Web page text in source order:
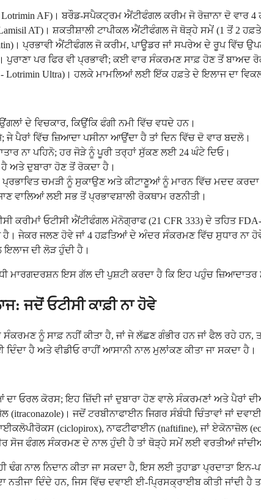
Lotrimin AF)। ਬਰੌਡ-ਸਪੈਕਟ੍ਰਮ ਐਂਟੀਫੰਗਲ ਕਰੀਮ ਜੋ ਰੋਜ਼ਾਨਾ ਦੋ
AT)। ਸ਼ਕਤੀਸ਼ਾਲੀ ਟਾਪੀਕਲ ਐਂਟੀਫੰਗਲ ਜੋ ਥੋੜ੍ਹੇ ਸਮੇਂ (1 ਤੋਂ 2
ਪ੍ਰਭਾਵੀ ਐਂਟੀਫੰਗਲ ਜੋ ਕਰੀਮ, ਪਾਊਡਰ ਜਾਂ ਸਪਰੇਅ ਦੇ ਰੂਪ ਵਿੱਚ
ਪੁਰਾਣਾ ਪਰ ਫਿਰ ਵੀ ਪ੍ਰਭਾਵੀ; ਕਈ ਵਾਰ ਸੰਕਰਮਣ ਸਾਫ਼ ਹੋਣ ਤੋਂ ਬਾਅਦ
- Lotrimin Ultra)। ਹਲਕੇ ਮਾਮਲਿਆਂ ਲਈ ਇੱਕ ਹਫ਼ਤੇ ਦੇ ਇਲਾਜ ਦਾ
ਦੇ ਵਿਚਕਾਰ, ਕਿਉਂਕਿ ਫੰਗੀ ਨਮੀ ਵਿੱਚ ਵਧਦੇ ਹਨ।
ਪੈਰਾਂ ਵਿੱਚ ਜ਼ਿਆਦਾ ਪਸੀਨਾ ਆਉਂਦਾ ਹੈ ਤਾਂ ਦਿਨ ਵਿੱਚ ਦੋ ਵਾਰ ਬਦਲੋ।
ਨਾ ਪਹਿਨੋ; ਹਰ ਜੋੜੇ ਨੂੰ ਪੂਰੀ ਤਰ੍ਹਾਂ ਸੁੱਕਣ ਲਈ 24 ਘੰਟੇ ਦਿਓ।
ਅਤੇ ਦੁਬਾਰਾ ਹੋਣ ਤੋਂ ਰੋਕਦਾ ਹੈ।
ਪ੍ਰਭਾਵਿਤ ਚਮੜੀ ਨੂੰ ਸੁਕਾਉਣ ਅਤੇ ਕੀਟਾਣੂਆਂ ਨੂੰ ਮਾਰਨ ਵਿੱਚ ਮਦਦ ਕਰਦਾ
ਵਾਲਿਆਂ ਲਈ ਸਭ ਤੋਂ ਪ੍ਰਭਾਵਸ਼ਾਲੀ ਰੋਕਥਾਮ ਰਣਨੀਤੀ।
ਕਰੀਮਾਂ ਓਟੀਸੀ ਐਂਟੀਫੰਗਲ ਮੋਨੋਗ੍ਰਾਫ (21 CFR 333) ਦੇ ਤਹਿਤ
ਜੇਕਰ ਜਲਣ ਹੋਵੇ ਜਾਂ 4 ਹਫ਼ਤਿਆਂ ਦੇ ਅੰਦਰ ਸੰਕਰਮਣ ਵਿੱਚ ਸੁਧਾਰ
ਦੀ ਲੋੜ ਹੁੰਦੀ ਹੈ।
ਮਾਰਗਦਰਸ਼ਨ ਇਸ ਗੱਲ ਦੀ ਪੁਸ਼ਟੀ ਕਰਦਾ ਹੈ ਕਿ ਇਹ ਪਹੁੰਚ
ਜਦੋਂ ਓਟੀਸੀ ਕਾਫ਼ੀ ਨਾ ਹੋਵੇ
ਨੂੰ ਸਾਫ਼ ਨਹੀਂ ਕੀਤਾ ਹੈ, ਜਾਂ ਜੇ ਲੱਛਣ ਗੰਭੀਰ ਹਨ ਜਾਂ ਫੈਲ ਰਹੇ
ਹੈ ਅਤੇ ਵੀਡੀਓ ਰਾਹੀਂ ਆਸਾਨੀ ਨਾਲ ਮੁਲਾਂਕਣ ਕੀਤਾ ਜਾ ਸਕਦਾ ਹੈ।
ਦਾ ਓਰਲ ਕੋਰਸ; ਇਹ ਜ਼ਿੱਦੀ ਜਾਂ ਦੁਬਾਰਾ ਹੋਣ ਵਾਲੇ ਸੰਕਰਮਣਾਂ ਅਤੇ ਪੈਰਾਂ
(itraconazole)। ਜਦੋਂ ਟਰਬੀਨਾਫਾਈਨ ਜਿਗਰ ਸੰਬੰਧੀ ਚਿੰਤਾਵਾਂ ਜਾਂ
(ciclopirox), ਨਾਫਟੀਫਾਈਨ (naftifine), ਜਾਂ ਏਕੋਨਾਜ਼ੋਲ
ਸੋਜ ਫੰਗਲ ਸੰਕਰਮਣ ਦੇ ਨਾਲ ਹੁੰਦੀ ਹੈ ਤਾਂ ਥੋੜ੍ਹੇ ਸਮੇਂ ਲਈ ਵਰਤੀਆਂ
ਢੰਗ ਨਾਲ ਨਿਦਾਨ ਕੀਤਾ ਜਾ ਸਕਦਾ ਹੈ, ਇਸ ਲਈ ਤੁਹਾਡਾ
ਨਤੀਜਾ ਦਿੰਦੇ ਹਨ, ਜਿਸ ਵਿੱਚ ਦਵਾਈ ਈ-ਪ੍ਰਿਸਕ੍ਰਾਈਬ ਕੀਤੀ ਜਾਂਦੀ ਹੈ